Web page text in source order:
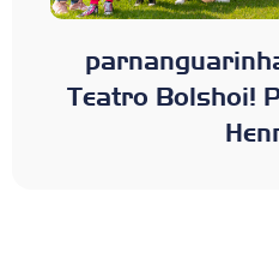
Teatro Bolshoi!